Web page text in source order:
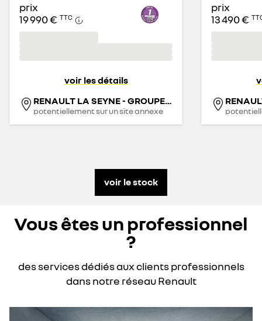
prix
19 990 € TTC
voir les détails
RENAULT LA SEYNE - GROUPE SYNETHIS
potentiellement sur un site annexe
prix
13 490 €
voir le stock
Vous êtes un professionnel
?
des services dédiés aux clients professionnels
dans notre réseau Renault